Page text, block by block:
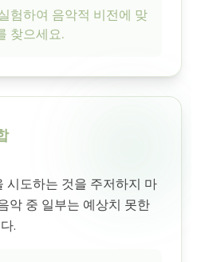
험하여 음악적 비전에 맞
찾으세요.
시도하는 것을 주저하지 마
악 중 일부는 예상치 못한
.